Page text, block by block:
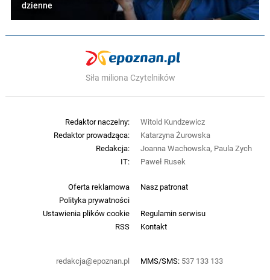
dzienne
Siła miliona Czytelników
Oferta reklamowa
Nasz patronat
Polityka prywatności
Ustawienia plików cookie
Regulamin serwisu
RSS
Kontakt
redakcja@epoznan.pl MMS/SMS: 537 133 133
Redaktor naczelny:
Witold Kundzewicz
Redaktor prowadząca:
Katarzyna Żurowska
Redakcja:
Joanna Wachowska, Paula Zych
IT:
Paweł Rusek